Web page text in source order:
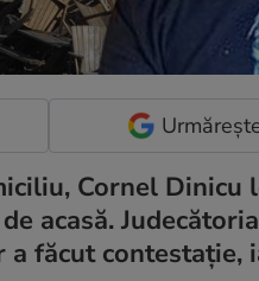
Cornel
acasă.
făcut contestaţie,